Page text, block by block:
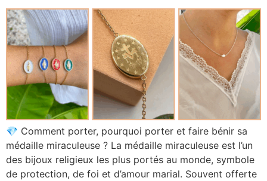
💎 Comment porter, pourquoi porter et faire bénir sa
médaille miraculeuse ? La médaille miraculeuse est l’un
des bijoux religieux les plus portés au monde, symbole
de protection, de foi et d’amour marial. Souvent offerte